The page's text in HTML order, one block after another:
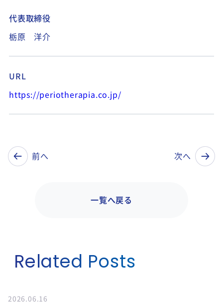
代表取締役
栃原 洋介
URL
https://periotherapia.co.jp/
前へ
一覧へ戻る
次へ
Related Posts
2026.06.16